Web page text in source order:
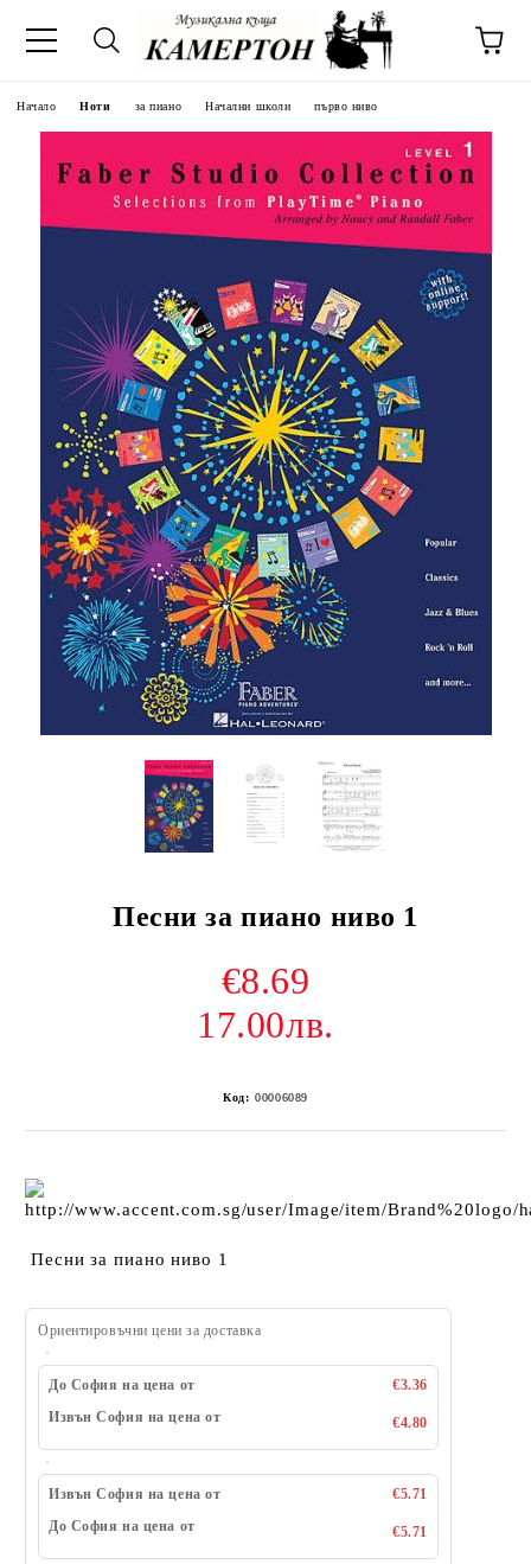
Начало Ноти за пиано Начални школи първо ниво
Песни за пиано ниво 1
€8.69
17.00лв.
Код: 00006089
Песни за пиано ниво 1
Ориентировъчни цени за доставка
До София на цена от
€3.36
Извън София на цена от
€4.80
Извън София на цена от
€5.71
До София на цена от
€5.71